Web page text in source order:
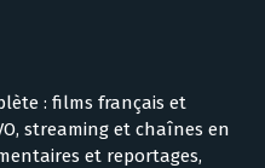
: films français et
streaming et chaînes en
et reportages,